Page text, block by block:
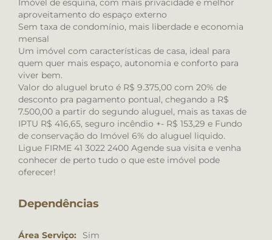
Imóvel de esquina, com mais privacidade e melhor
aproveitamento do espaço externo
Sem taxa de condomínio, mais liberdade e economia
mensal
Um imóvel com características de casa, ideal para
quem quer mais espaço, autonomia e conforto para
viver bem.
Valor do aluguel bruto é R$ 9.375,00 com 20% de
desconto pra pagamento pontual, chegando a R$
7.500,00 a partir do segundo aluguel, mais as taxas de
IPTU R$ 416,65, seguro incêndio +- R$ 153,29 e Fundo
de conservação do Imóvel 6% do aluguel liquido.
Ligue FIRME 41 3022 2400 Agende sua visita e venha
conhecer de perto tudo o que este imóvel pode
oferecer!
Dependências
Área Serviço:
Sim